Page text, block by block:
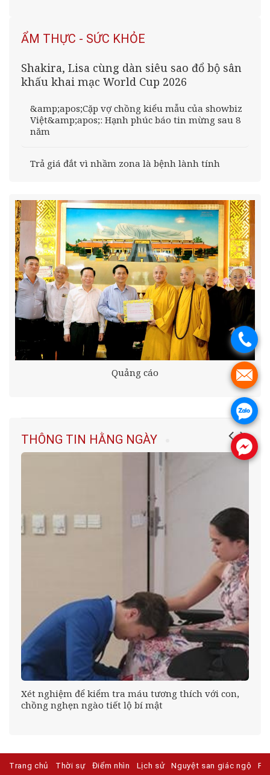
ẨM THỰC - SỨC KHỎE
Shakira, Lisa cùng dàn siêu sao đổ bộ sân
khấu khai mạc World Cup 2026
&amp;apos;Cặp vợ chồng kiểu mẫu của showbiz
Việt&amp;apos;: Hạnh phúc báo tin mừng sau 8
năm
Trả giá đắt vì nhầm zona là bệnh lành tính
Quảng cáo
THÔNG TIN HẰNG NGÀY
Xét nghiệm để kiểm tra máu tương thích với con,
chồng nghẹn ngào tiết lộ bí mật
Trang chủ Thời sự Điểm nhìn Lịch sử Nguyệt san giác ngộ
.
.
.
.